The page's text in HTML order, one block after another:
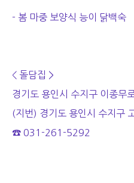
- 봄 마중 보양식 능이 닭백숙
< 돌담집 >
경기도 용인시 수지구 이종무
(지번) 경기도 용인시 수지구
☎ 031-261-5292